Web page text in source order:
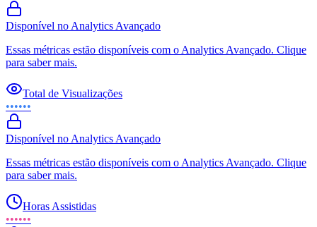
Disponível no Analytics Avançado
Essas métricas estão disponíveis com o Analytics Avançado. Clique
para saber mais.
Total de Visualizações
••••••
Disponível no Analytics Avançado
Essas métricas estão disponíveis com o Analytics Avançado. Clique
para saber mais.
Horas Assistidas
••••••